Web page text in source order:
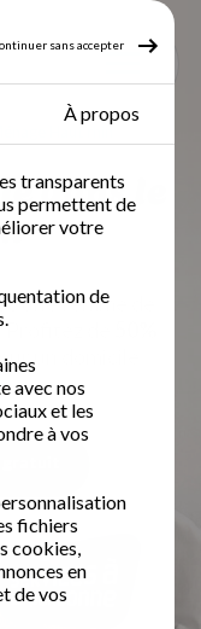
sans accepter
À propos
transparents
permettent de
votre
de
avec nos
et les
à vos
fichiers
cookies,
en
de vos
dans le
une femme de
de
un domicile